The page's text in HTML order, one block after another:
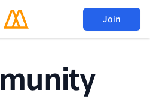
Join